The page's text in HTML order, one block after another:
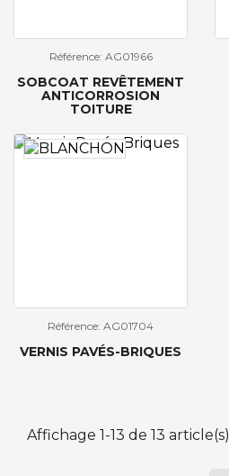
Référence: AG01966
SOBCOAT REVÊTEMENT
ANTICORROSION
TOITURE
Référence: AG01704
VERNIS PAVÉS-BRIQUES
Affichage 1-13 de 13 article(s)